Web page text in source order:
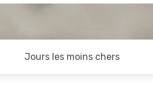
Jours les moins chers